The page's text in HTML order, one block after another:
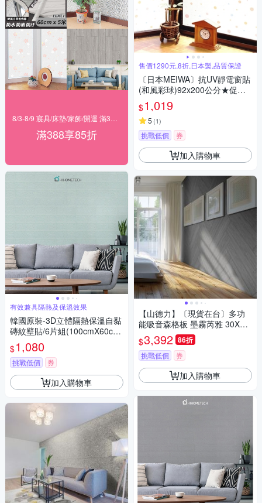
滿388享85折
有效兼具隔熱及保溫效果
韓國原裝-3D立體隔熱保溫自黏
磚紋壁貼/6片組(100cmX60cm/
片)
$1,080
挑戰低價 券
加入購物車
售價1290元,8折,日本製,品質保證
〔日本MEIWA〕抗UV靜電窗貼
(和風彩球)92x200公分★促銷
★
$1,019
5 (1)
挑戰低價 券
加入購物車
【山德力】〔現貨在台〕多功
能吸音森格板 墨霧芮雅 30X12
0cm(一箱8片 約0.8坪)
$3,392 86折
挑戰低價 券
加入購物車